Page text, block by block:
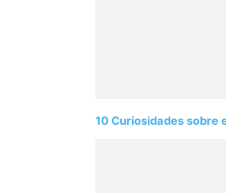
10 Curiosidades sobre